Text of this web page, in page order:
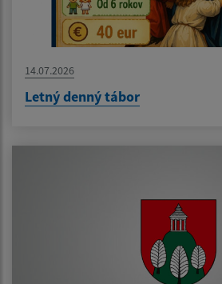
14.07.2026
Letný denný tábor